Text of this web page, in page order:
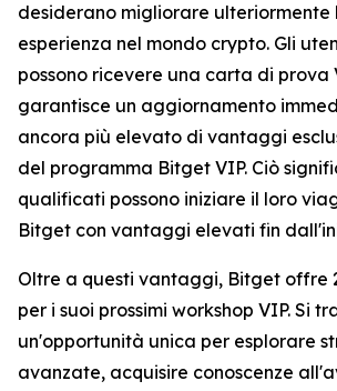
desiderano migliorare ulteriormente
esperienza nel mondo crypto. Gli
possono ricevere una carta di prova
garantisce un aggiornamento
ancora più elevato di vantaggi
del programma Bitget VIP. Ciò
qualificati possono iniziare il loro
Bitget con vantaggi elevati fin
Oltre a questi vantaggi, Bitget offre
per i suoi prossimi workshop VIP. Si
un'opportunità unica per esplorare
avanzate, acquisire conoscenze